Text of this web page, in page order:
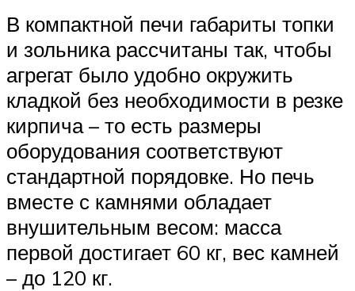
В компактной печи габариты топки
и зольника рассчитаны так, чтобы
агрегат было удобно окружить
кладкой без необходимости в резке
кирпича – то есть размеры
оборудования соответствуют
стандартной порядовке. Но печь
вместе с камнями обладает
внушительным весом: масса
первой достигает 60 кг, вес камней
– до 120 кг.